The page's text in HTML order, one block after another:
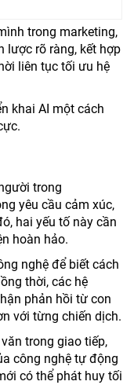
trong marketing,
lược rõ ràng, kết hợp
liên tục tối ưu hệ
khai AI một cách
trong
yêu cầu cảm xúc,
hai yếu tố này cần
hoàn hảo.
nghệ để biết cách
thời, các hệ
phản hồi từ con
với từng chiến dịch.
trong giao tiếp,
công nghệ tự động
có thể phát huy tối